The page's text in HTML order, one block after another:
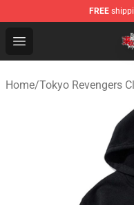
FREE
Open menu
Tokyo Revengers
Home/Tokyo Revengers